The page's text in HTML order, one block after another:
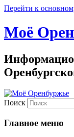
Перейти к
Моё
Поиск
Главное меню